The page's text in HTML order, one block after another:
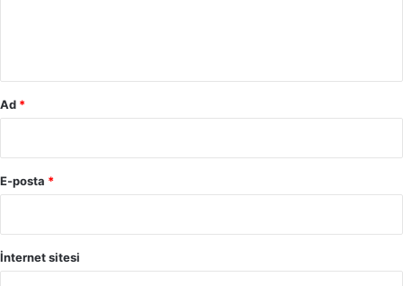
Ad *
E-posta *
İnternet sitesi